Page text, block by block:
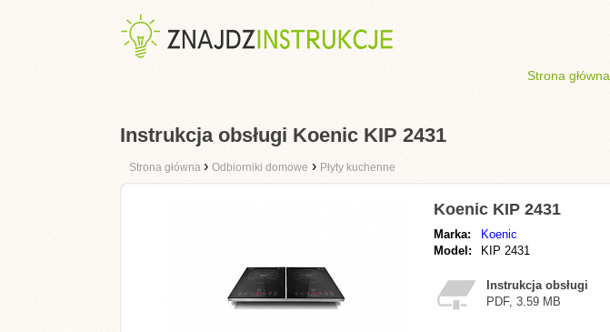
Strona główna
Instrukcja obsługi Koenic KIP 2431
Strona główna › Odbiorniki domowe › Płyty kuchenne
Koenic KIP 2431
Marka:
Koenic
Model:
KIP 2431
Instrukcja obsługi
PDF, 3.59 MB